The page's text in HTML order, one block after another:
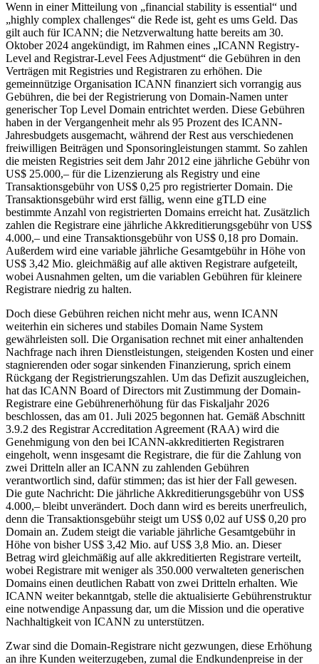
Wenn in einer Mitteilung von „financial stability is essential“ und
„highly complex challenges“ die Rede ist, geht es ums Geld. Das
gilt auch für ICANN; die Netzverwaltung hatte bereits am 30.
Oktober 2024 angekündigt, im Rahmen eines „ICANN Registry-
Level and Registrar-Level Fees Adjustment“ die Gebühren in den
Verträgen mit Registries und Registraren zu erhöhen. Die
gemeinnützige Organisation ICANN finanziert sich vorrangig aus
Gebühren, die bei der Registrierung von Domain-Namen unter
generischer Top Level Domain entrichtet werden. Diese Gebühren
haben in der Vergangenheit mehr als 95 Prozent des ICANN-
Jahresbudgets ausgemacht, während der Rest aus verschiedenen
freiwilligen Beiträgen und Sponsoringleistungen stammt. So zahlen
die meisten Registries seit dem Jahr 2012 eine jährliche Gebühr von
US$ 25.000,– für die Lizenzierung als Registry und eine
Transaktionsgebühr von US$ 0,25 pro registrierter Domain. Die
Transaktionsgebühr wird erst fällig, wenn eine gTLD eine
bestimmte Anzahl von registrierten Domains erreicht hat. Zusätzlich
zahlen die Registrare eine jährliche Akkreditierungsgebühr von US$
4.000,– und eine Transaktionsgebühr von US$ 0,18 pro Domain.
Außerdem wird eine variable jährliche Gesamtgebühr in Höhe von
US$ 3,42 Mio. gleichmäßig auf alle aktiven Registrare aufgeteilt,
wobei Ausnahmen gelten, um die variablen Gebühren für kleinere
Registrare niedrig zu halten.
Doch diese Gebühren reichen nicht mehr aus, wenn ICANN
weiterhin ein sicheres und stabiles Domain Name System
gewährleisten soll. Die Organisation rechnet mit einer anhaltenden
Nachfrage nach ihren Dienstleistungen, steigenden Kosten und einer
stagnierenden oder sogar sinkenden Finanzierung, sprich einem
Rückgang der Registrierungszahlen. Um das Defizit auszugleichen,
hat das ICANN Board of Directors mit Zustimmung der Domain-
Registrare eine Gebührenerhöhung für das Fiskaljahr 2026
beschlossen, das am 01. Juli 2025 begonnen hat. Gemäß Abschnitt
3.9.2 des Registrar Accreditation Agreement (RAA) wird die
Genehmigung von den bei ICANN-akkreditierten Registraren
eingeholt, wenn insgesamt die Registrare, die für die Zahlung von
zwei Dritteln aller an ICANN zu zahlenden Gebühren
verantwortlich sind, dafür stimmen; das ist hier der Fall gewesen.
Die gute Nachricht: Die jährliche Akkreditierungsgebühr von US$
4.000,– bleibt unverändert. Doch dann wird es bereits unerfreulich,
denn die Transaktionsgebühr steigt um US$ 0,02 auf US$ 0,20 pro
Domain an. Zudem steigt die variable jährliche Gesamtgebühr in
Höhe von bisher US$ 3,42 Mio. auf US$ 3,8 Mio. an. Dieser
Betrag wird gleichmäßig auf alle akkreditierten Registrare verteilt,
wobei Registrare mit weniger als 350.000 verwalteten generischen
Domains einen deutlichen Rabatt von zwei Dritteln erhalten. Wie
ICANN weiter bekanntgab, stelle die aktualisierte Gebührenstruktur
eine notwendige Anpassung dar, um die Mission und die operative
Nachhaltigkeit von ICANN zu unterstützen.
Zwar sind die Domain-Registrare nicht gezwungen, diese Erhöhung
an ihre Kunden weiterzugeben, zumal die Endkundenpreise in der